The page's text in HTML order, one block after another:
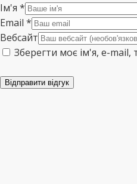
Ім'я *
Email *
Вебсайт
Зберегти моє ім'я, e-mail,
Відправити відгук